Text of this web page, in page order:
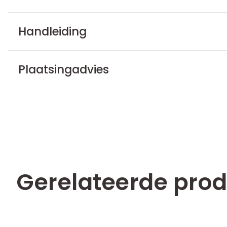
Handleiding
Plaatsingadvies
Gerelateerde